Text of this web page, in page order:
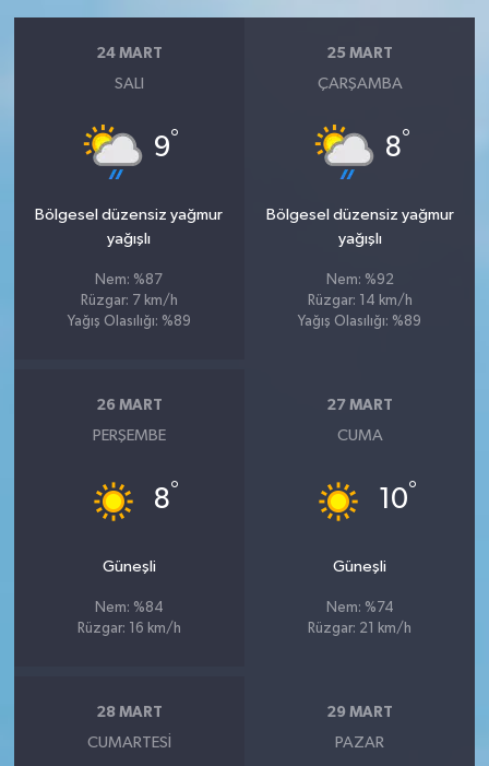
24 MART
SALI
9°
Bölgesel düzensiz yağmur
yağışlı
Nem: %87
Rüzgar: 7 km/h
Yağış Olasılığı: %89
25 MART
ÇARŞAMBA
8°
Bölgesel düzensiz yağmur
yağışlı
Nem: %92
Rüzgar: 14 km/h
Yağış Olasılığı: %89
26 MART
PERŞEMBE
8°
Güneşli
Nem: %84
Rüzgar: 16 km/h
27 MART
CUMA
10°
Güneşli
Nem: %74
Rüzgar: 21 km/h
28 MART
CUMARTESI
29 MART
PAZAR